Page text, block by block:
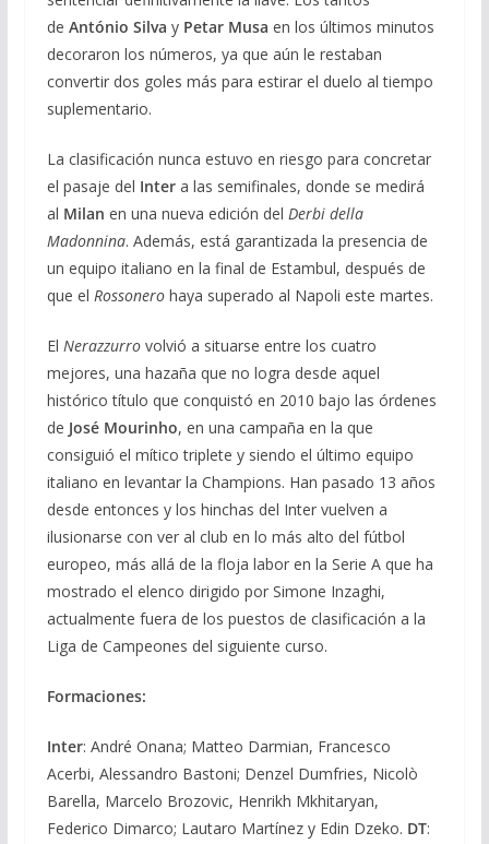
de António Silva y Petar Musa en los últimos minutos
decoraron los números, ya que aún le restaban
convertir dos goles más para estirar el duelo al tiempo
suplementario.
La clasificación nunca estuvo en riesgo para concretar
el pasaje del Inter a las semifinales, donde se medirá
al Milan en una nueva edición del Derbi della
Madonnina. Además, está garantizada la presencia de
un equipo italiano en la final de Estambul, después de
que el Rossonero haya superado al Napoli este martes.
El Nerazzurrovolvió a situarse entre los cuatro
mejores, una hazaña que no logra desde aquel
histórico título que conquistó en 2010 bajo las órdenes
de José Mourinho, en una campaña en la que
consiguió el mítico triplete y siendo el último equipo
italiano en levantar la Champions. Han pasado 13 años
desde entonces y los hinchas del Inter vuelven a
ilusionarse con ver al club en lo más alto del fútbol
europeo, más allá de la floja labor en la Serie A que ha
mostrado el elenco dirigido por Simone Inzaghi,
actualmente fuera de los puestos de clasificación a la
Liga de Campeones del siguiente curso.
Formaciones:
Inter: André Onana; Matteo Darmian, Francesco
Acerbi, Alessandro Bastoni; Denzel Dumfries, Nicolò
Barella, Marcelo Brozovic, Henrikh Mkhitaryan,
Federico Dimarco; Lautaro Martínez y Edin Dzeko. DT: